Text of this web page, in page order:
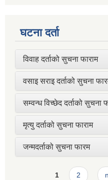
घटना दर्ता
विवाह दर्ताको सुचना फाराम
वसाइ सराइ दर्ताको सुचना
सम्वन्ध विच्छेद दर्ताको सुचना
मृत्यु दर्ताको सुचना फाराम
जन्मदर्ताको सुचना फारम
Pages1 2